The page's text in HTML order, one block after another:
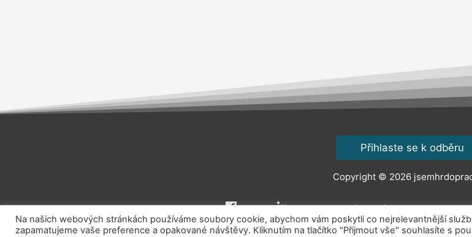
Přihlaste se k odběru
Copyright © 2026
Obchodní podmínky Ochrana
Na našich webových stránkách používáme soubory cookie, abychom vám poskytli co nejrelevantnější
zapamatujeme vaše preference a opakované návštěvy. Kliknutím na tlačítko "Přijmout vše" souhlasíte s